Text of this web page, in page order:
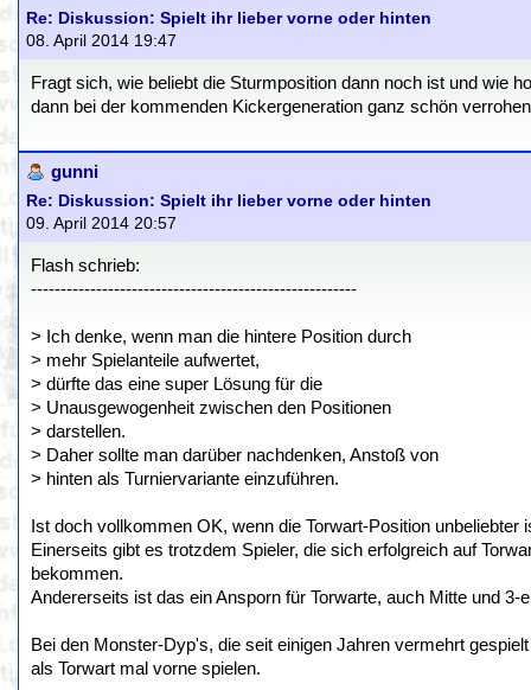
Re: Diskussion: Spielt ihr lieber vorne oder hinten
08. April 2014 19:47
Fragt sich, wie beliebt die Sturmposition dann noch ist und wie
dann bei der kommenden Kickergeneration ganz schön
gunni
Re: Diskussion: Spielt ihr lieber vorne oder hinten
09. April 2014 20:57
Flash schrieb:
-------------------------------------------------------
> Ich denke, wenn man die hintere Position durch
> mehr Spielanteile aufwertet,
> dürfte das eine super Lösung für die
> Unausgewogenheit zwischen den Positionen
> darstellen.
> Daher sollte man darüber nachdenken, Anstoß von
> hinten als Turniervariante einzuführen.
Ist doch vollkommen OK, wenn die Torwart-Position unbeliebter
Einerseits gibt es trotzdem Spieler, die sich erfolgreich auf
bekommen.
Andererseits ist das ein Ansporn für Torwarte, auch Mitte und 3-
Bei den Monster-Dyp's, die seit einigen Jahren vermehrt
als Torwart mal vorne spielen.